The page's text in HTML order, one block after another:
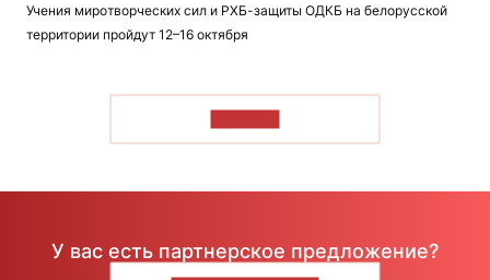
Учения миротворческих сил и РХБ-защиты ОДКБ на белорусской
территории пройдут 12–16 октября
У вас есть партнерское предложение?